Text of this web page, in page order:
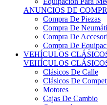
Compra De Piezas
Compra De
Compra De
Compra De
VEHÍCULOS
VEHÍCULOS
Clásicos De Calle
Clásicos De
Motores
Cajas De Cambio
Carrocería